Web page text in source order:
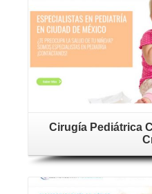
Cirugía Pediátrica